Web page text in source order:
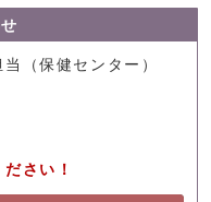
（保健センター）
さい！